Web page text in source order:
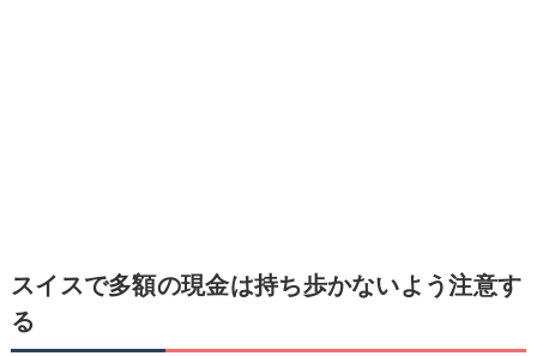
スイスで多額の現金は持ち歩かないよう注意す
る